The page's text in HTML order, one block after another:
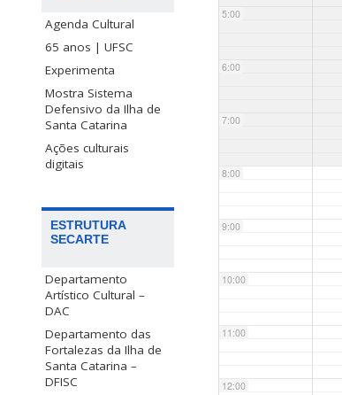
Agenda Cultural
65 anos | UFSC
Experimenta
Mostra Sistema
Defensivo da Ilha de
Santa Catarina
Ações culturais
digitais
ESTRUTURA
SECARTE
Departamento
Artístico Cultural –
DAC
Departamento das
Fortalezas da Ilha de
Santa Catarina –
DFISC
5:00
6:00
7:00
8:00
9:00
10:00
11:00
12:00